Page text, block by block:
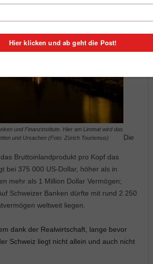
und Finanzinstitute. Hier am Limmat wird das
und Ursachen (Foto: Zürich Tourismus)
Die
Bruttoinlandprodukt pro Kopf das
bei 375 000 US-Dollar, höher als in
mehr als 1 Million Dollar Vermögen;
Schweizer Banken dürfte mit rund 2 250
weltweit liegen.
dank der Realwirtschaft, lange bevor
Schweiz liegt nicht allein und auch nicht